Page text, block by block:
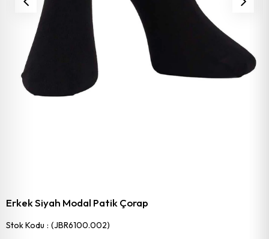
Erkek Siyah Modal Patik Çorap
Stok Kodu (JBR6100.002)